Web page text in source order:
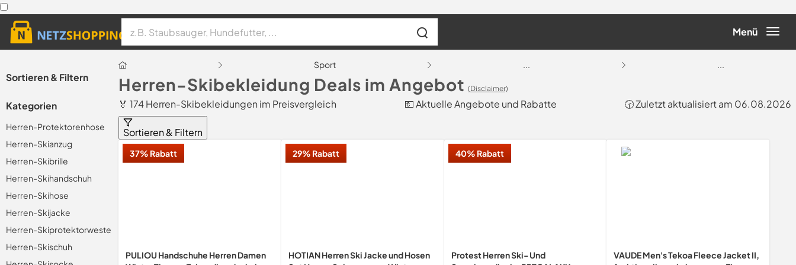
Menü
Sortieren & Filtern
Kategorien
Herren-Protektorenhose
Herren-Skianzug
Herren-Skibrille
Herren-Skihandschuh
Herren-Skihose
Herren-Skijacke
Herren-Skiprotektorweste
Herren-Skischuh
Sport ... ...
Herren-Skibekleidung Deals im Angebot (Disclaimer)
🏅 174 Herren-Skibekleidungen im Preisvergleich 💶 Aktuelle Angebote und Rabatte 🕝 Zuletzt aktualisiert am 06.08.2026
Sortieren & Filtern
37% Rabatt
PULIOU Handschuhe Herren Damen
29% Rabatt
HOTIAN Herren Ski Jacke und Hosen
40% Rabatt
Protest Herren Ski- Und
VAUDE Men's Tekoa Fleece Jacket II,